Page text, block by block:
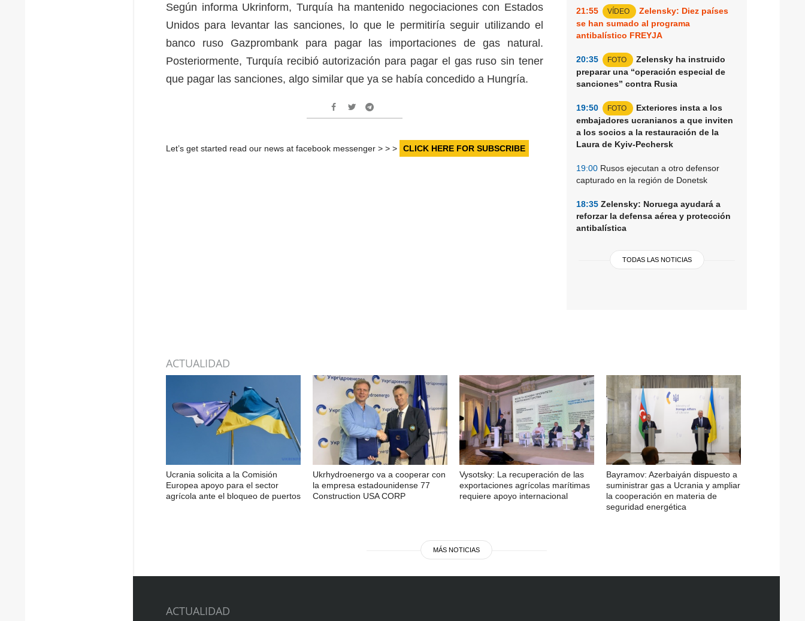
21:55 VÍDEO
Zelensky: Diez países
se han sumado al programa
antibalístico FREYJA
20:35 FOTO
Zelensky ha instruido
preparar una “operación especial de
sanciones” contra Rusia
19:50 FOTO
Exteriores insta a los
embajadores ucranianos a que inviten
a los socios a la restauración de la
Laura de Kyiv-Pechersk
19:00 Rusos ejecutan a otro defensor
capturado en la región de Donetsk
18:35 Zelensky: Noruega ayudará a
reforzar la defensa aérea y protección
antibalística
TODAS LAS NOTICIAS
Según informa Ukrinform, Turquía ha mantenido negociaciones con Estados
Unidos para levantar las sanciones, lo que le permitiría seguir utilizando el
banco ruso Gazprombank para pagar las importaciones de gas natural.
Posteriormente, Turquía recibió autorización para pagar el gas ruso sin tener
que pagar las sanciones, algo similar que ya se había concedido a Hungría.
Let’s get started read our news at facebook messenger > > > CLICK HERE FOR SUBSCRIBE
ACTUALIDAD
Ucrania solicita a la Comisión
Europea apoyo para el sector
agrícola ante el bloqueo de puertos
Ukrhydroenergo va a cooperar con
la empresa estadounidense 77
Construction USA CORP
Vysotsky: La recuperación de las
exportaciones agrícolas marítimas
requiere apoyo internacional
Bayramov: Azerbaiyán dispuesto a
suministrar gas a Ucrania y ampliar
la cooperación en materia de
seguridad energética
MÁS NOTICIAS
ACTUALIDAD